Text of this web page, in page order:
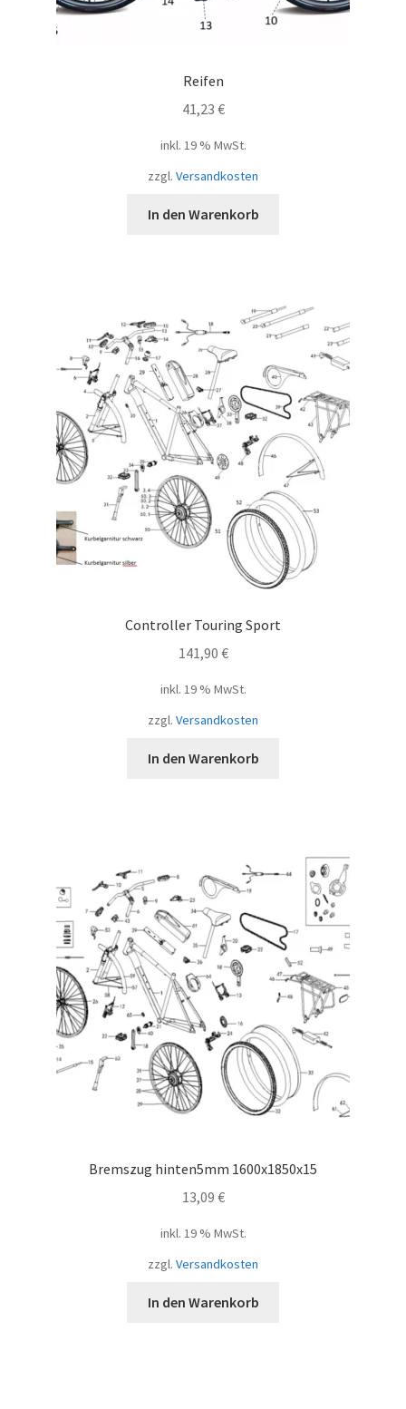
Reifen
41,23 €
inkl. 19 % MwSt.
zzgl. Versandkosten
In den Warenkorb
Controller Touring Sport
141,90 €
inkl. 19 % MwSt.
zzgl. Versandkosten
In den Warenkorb
Bremszug hinten5mm 1600x1850x15
13,09 €
inkl. 19 % MwSt.
zzgl. Versandkosten
In den Warenkorb